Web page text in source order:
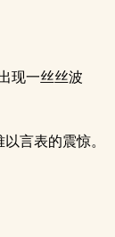
现一丝丝波
言表的震惊。